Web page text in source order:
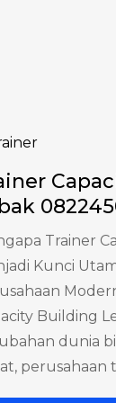
Trainer
Kunci
Building
dunia
perusahaan